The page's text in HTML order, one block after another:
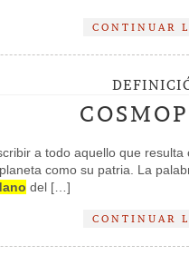
CONTINUAR
a todo aquello que
como su patria. La
del […]
CONTINUAR